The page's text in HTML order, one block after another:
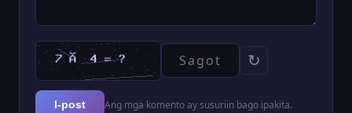
↻
I-post Ang mga komento ay susuriin bago ipakita.